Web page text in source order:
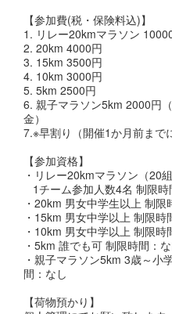
【参加費(税・保険料込)】
1. リレー20kmマラソン
2. 20km 4000円
3. 15km 3500円
4. 10km 3000円
5. 5km 2500円
6. 親子マラソン5km 2000円
金）
7.※早割り（開催1か月前まで
【参加資格】
・リレー20kmマラソン（20
1チーム参加人数4名 制限時
・20km 男女中学生以上 制限
・15km 男女中学以上 制限時
・10km 男女中学以上 制限時
・5km 誰でも可 制限時間：
・親子マラソン5km 3歳～小
間：なし
【荷物預かり】